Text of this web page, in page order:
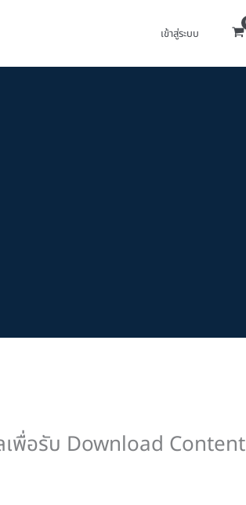
เข้าสู่ระบบ
พื่อรับ Download Content